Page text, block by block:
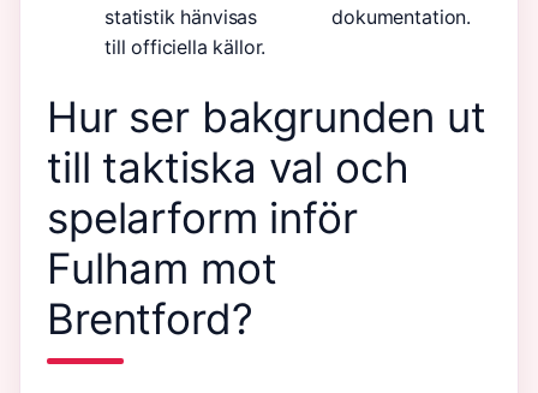
statistik hänvisas
till officiella källor.
dokumentation.
Hur ser bakgrunden ut
till taktiska val och
spelarform inför
Fulham mot
Brentford?